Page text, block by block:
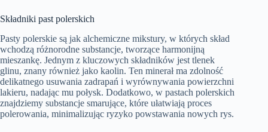
Składniki past polerskich
Pasty polerskie są jak alchemiczne mikstury, w których skład
wchodzą różnorodne substancje, tworzące harmonijną
mieszankę. Jednym z kluczowych składników jest tlenek
glinu, znany również jako kaolin. Ten minerał ma zdolność
delikatnego usuwania zadrapań i wyrównywania powierzchni
lakieru, nadając mu połysk. Dodatkowo, w pastach polerskich
znajdziemy substancje smarujące, które ułatwiają proces
polerowania, minimalizując ryzyko powstawania nowych rys.